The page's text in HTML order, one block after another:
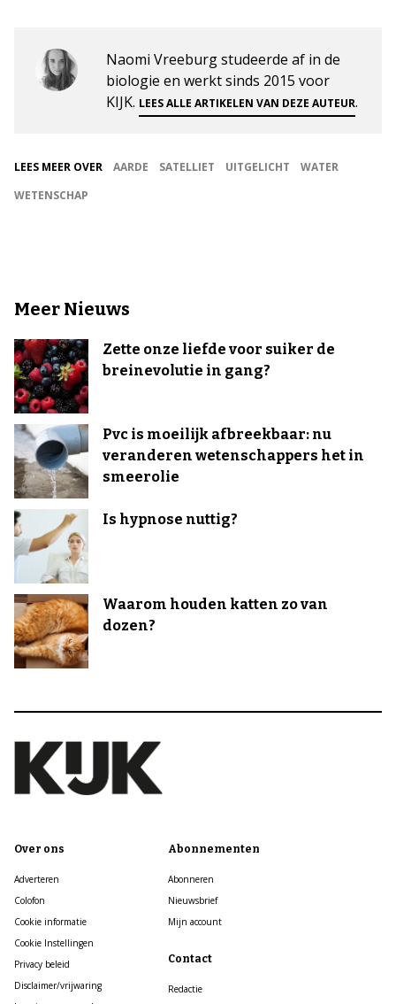
Naomi Vreeburg studeerde af in de
biologie en werkt sinds 2015 voor
KIJK. LEES ALLE ARTIKELEN VAN DEZE AUTEUR.
LEES MEER OVER AARDE SATELLIET UITGELICHT
WATER
WETENSCHAP
Meer Nieuws
Zette onze liefde voor suiker de
breinevolutie in gang?
Pvc is moeilijk afbreekbaar: nu
veranderen wetenschappers het in
smeerolie
Is hypnose nuttig?
Waarom houden katten zo van
dozen?
Over ons
Adverteren
Colofon
Cookie informatie
Cookie Instellingen
Privacy beleid
Disclaimer/vrijwaring
Abonnementen
Abonneren
Nieuwsbrief
Mijn account
Contact
Redactie